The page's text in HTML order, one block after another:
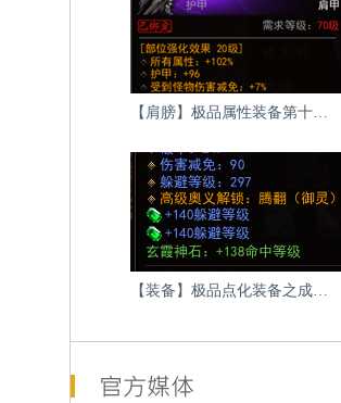
【肩膀】极品属性装备第十一波-肩膀
【装备】极品点化装备之成品紫色装备